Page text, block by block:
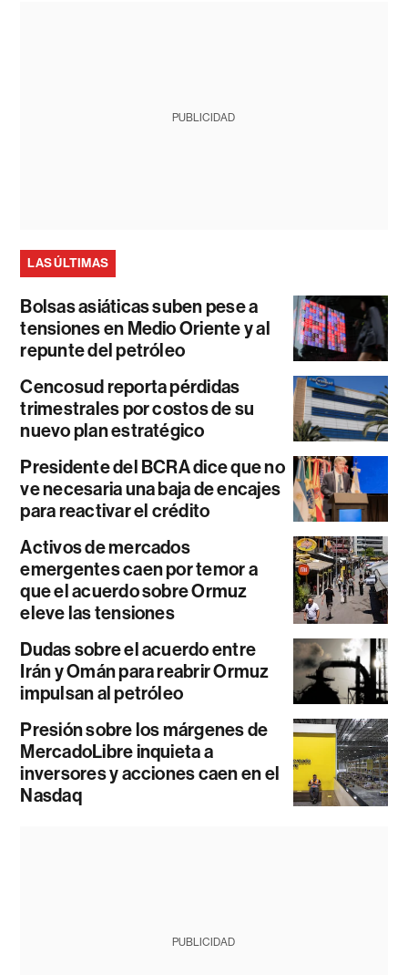
PUBLICIDAD
LAS ÚLTIMAS
Bolsas asiáticas suben pese a
tensiones en Medio Oriente y al
repunte del petróleo
Cencosud reporta pérdidas
trimestrales por costos de su
nuevo plan estratégico
Presidente del BCRA dice que no
ve necesaria una baja de encajes
para reactivar el crédito
Activos de mercados
emergentes caen por temor a
que el acuerdo sobre Ormuz
eleve las tensiones
Dudas sobre el acuerdo entre
Irán y Omán para reabrir Ormuz
impulsan al petróleo
Presión sobre los márgenes de
MercadoLibre inquieta a
inversores y acciones caen en el
Nasdaq
PUBLICIDAD